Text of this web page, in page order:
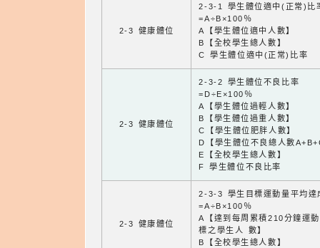
2-3 健康體位
2-3-1 學生體位適中(正常)比
=A÷B×100％
A【學生體位適中人數】
B【全校學生總人數】
C 學生體位適中(正常)比率
2-3 健康體位
2-3-2 學生體位不良比率
=D÷E×100％
A【學生體位過輕人數】
B【學生體位過重人數】
C【學生體位肥胖人數】
D【學生體位不良總人數
E【全校學生總人數】
F 學生體位不良比率
2-3 健康體位
2-3-3 學生目標運動量平均達
=A÷B×100％
A【達到每周累積210分鐘運
標之學生人 數】
B【全校學生總人數】